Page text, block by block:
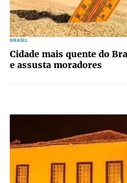
BRASIL
Cidade mais quente do
e assusta moradores